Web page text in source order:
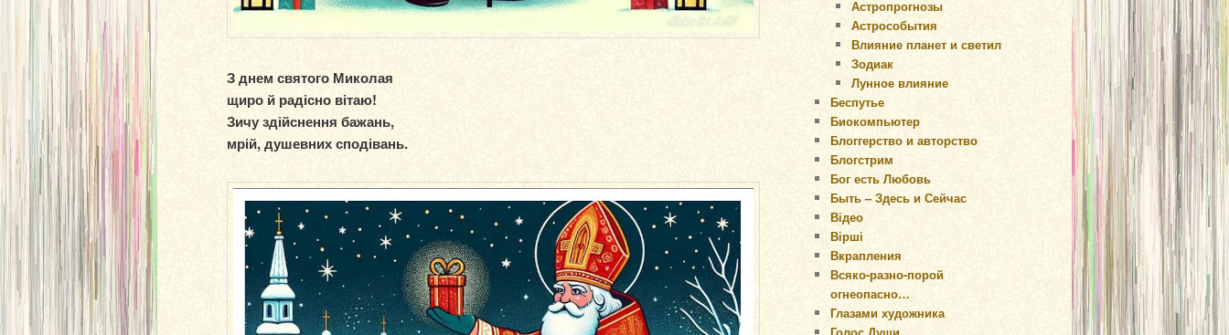
З днем святого Миколая
щиро й радісно вітаю!
Зичу здійснення бажань,
мрій, душевних сподівань.
Астропрогнозы
Астрособытия
Влияние планет и светил
Зодиак
Лунное влияние
Беспутье
Биокомпьютер
Блоггерство и авторство
Блогстрим
Бог есть Любовь
Быть – Здесь и Сейчас
Відео
Вірші
Вкрапления
Всяко-разно-порой
огнеопасно…
Глазами художника